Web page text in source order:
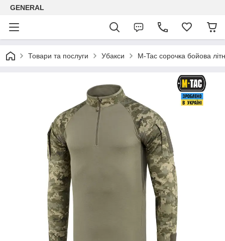
GENERAL
Товари та послуги Убакси M-Tac сорочка бойова